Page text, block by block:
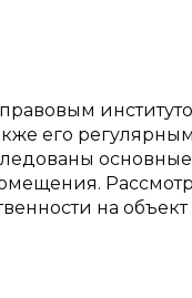
его регулярным
основные
на объект